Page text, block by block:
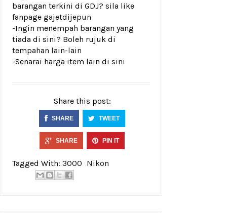
barangan terkini di GDJ? sila like
fanpage gajetdijepun
-Ingin menempah barangan yang
tiada di sini? Boleh rujuk di
tempahan lain-lain
-Senarai harga item lain di sini
Share this post:
SHARE TWEET
SHARE PIN IT
Tagged With: 3000 Nikon